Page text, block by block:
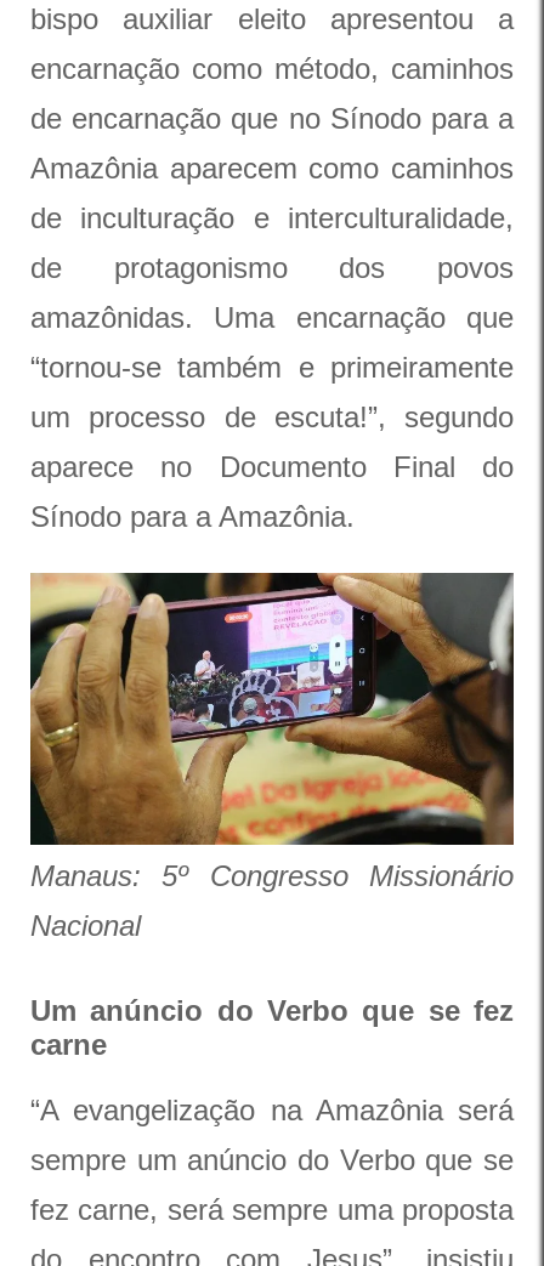
bispo auxiliar eleito apresentou a
encarnação como método, caminhos
de encarnação que no Sínodo para a
Amazônia aparecem como caminhos
de inculturação e interculturalidade,
de protagonismo dos povos
amazônidas. Uma encarnação que
“tornou-se também e primeiramente
um processo de escuta!”, segundo
aparece no Documento Final do
Sínodo para a Amazônia.
Manaus: 5º Congresso Missionário
Nacional
Um anúncio do Verbo que se fez
carne
“A evangelização na Amazônia será
sempre um anúncio do Verbo que se
fez carne, será sempre uma proposta
do encontro com Jesus”, insistiu